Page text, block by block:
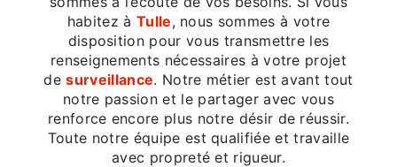
habitez à Tulle, nous sommes à votre
disposition pour vous transmettre les
renseignements nécessaires à votre projet
desurveillance. Notre métier est avant tout
notre passion et le partager avec vous
renforce encore plus notre désir de réussir.
Toute notre équipe est qualifiée et travaille
avec propreté et rigueur.